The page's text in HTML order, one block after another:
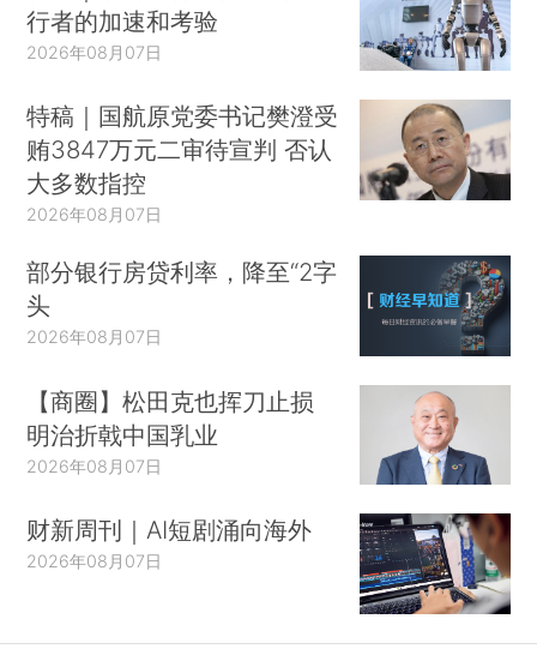
行者的加速和考验
2026年08月07日
特稿｜国航原党委书记樊澄受
贿3847万元二审待宣判 否认
大多数指控
2026年08月07日
部分银行房贷利率，降至“2字
头
2026年08月07日
【商圈】松田克也挥刀止损
明治折戟中国乳业
2026年08月07日
财新周刊｜AI短剧涌向海外
2026年08月07日